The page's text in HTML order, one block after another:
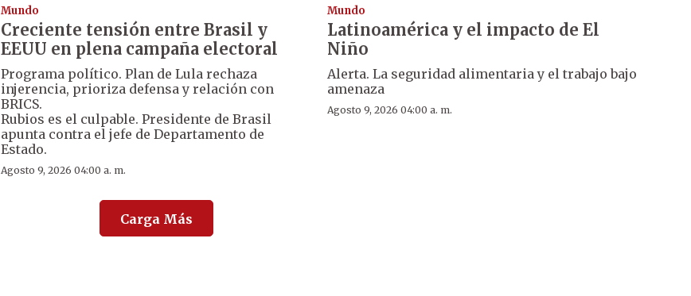
Mundo
Creciente tensión entre Brasil y
EEUU en plena campaña electoral
Programa político. Plan de Lula rechaza
injerencia, prioriza defensa y relación con
BRICS.
Rubios es el culpable. Presidente de Brasil
apunta contra el jefe de Departamento de
Estado.
Agosto 9, 2026 04:00 a. m.
Mundo
Latinoamérica y el impacto de El
Niño
Alerta. La seguridad alimentaria y el trabajo bajo
amenaza
Agosto 9, 2026 04:00 a. m.
Carga Más